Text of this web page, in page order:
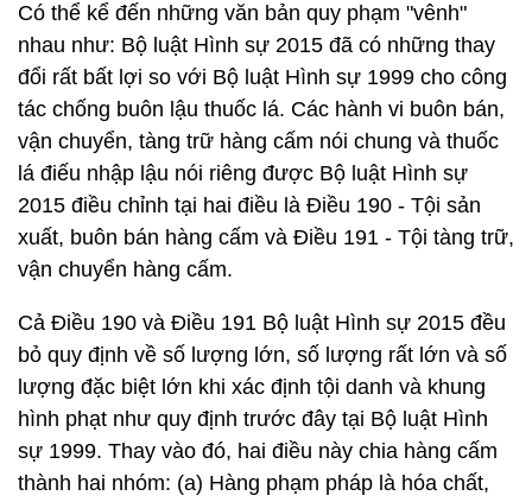
Có thể kể đến những văn bản quy phạm "vênh"
nhau như: Bộ luật Hình sự 2015 đã có những thay
đổi rất bất lợi so với Bộ luật Hình sự 1999 cho công
tác chống buôn lậu thuốc lá. Các hành vi buôn bán,
vận chuyển, tàng trữ hàng cấm nói chung và thuốc
lá điếu nhập lậu nói riêng được Bộ luật Hình sự
2015 điều chỉnh tại hai điều là Điều 190 - Tội sản
xuất, buôn bán hàng cấm và Điều 191 - Tội tàng trữ,
vận chuyển hàng cấm.
Cả Điều 190 và Điều 191 Bộ luật Hình sự 2015 đều
bỏ quy định về số lượng lớn, số lượng rất lớn và số
lượng đặc biệt lớn khi xác định tội danh và khung
hình phạt như quy định trước đây tại Bộ luật Hình
sự 1999. Thay vào đó, hai điều này chia hàng cấm
thành hai nhóm: (a) Hàng phạm pháp là hóa chất,